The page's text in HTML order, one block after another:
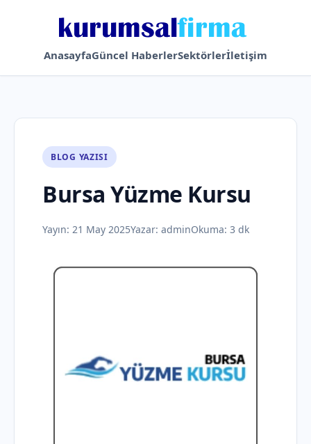
AnasayfaGüncel HaberlerSektörlerİletişim
BLOG YAZISI
Bursa Yüzme Kursu
Yayın: 21 May 2025Yazar: adminOkuma: 3 dk